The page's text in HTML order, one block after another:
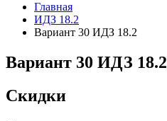
Главная
ИДЗ 18.2
Вариант 30 ИДЗ 18.2
Вариант 30 ИДЗ 18.2
Скидки